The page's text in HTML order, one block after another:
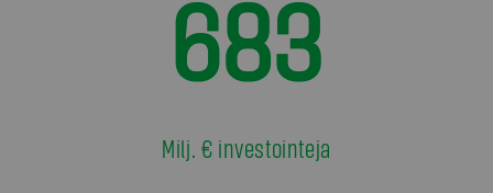
683
Milj. € investointeja